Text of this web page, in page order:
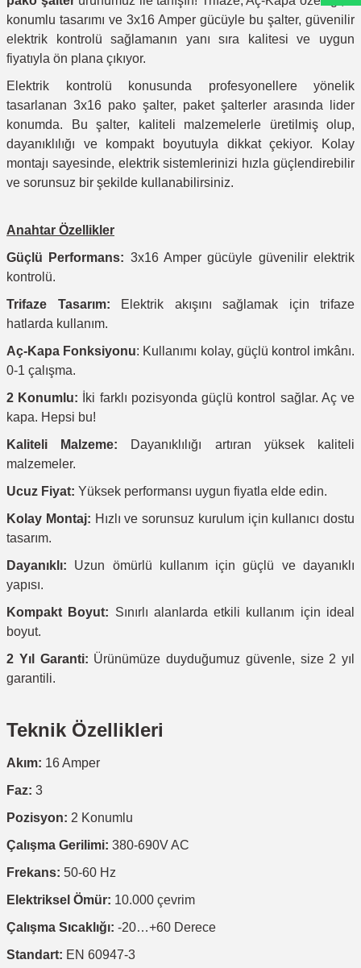
konumlu tasarımı ve 3x16 Amper gücüyle bu şalter, güvenilir
elektrik kontrolü sağlamanın yanı sıra kalitesi ve uygun
fiyatıyla ön plana çıkıyor.
Elektrik kontrolü konusunda profesyonellere yönelik
tasarlanan 3x16 pako şalter, paket şalterler arasında lider
konumda. Bu şalter, kaliteli malzemelerle üretilmiş olup,
dayanıklılığı ve kompakt boyutuyla dikkat çekiyor. Kolay
montajı sayesinde, elektrik sistemlerinizi hızla güçlendirebilir
ve sorunsuz bir şekilde kullanabilirsiniz.
Anahtar Özellikler
Güçlü Performans: 3x16 Amper gücüyle güvenilir elektrik
kontrolü.
Trifaze Tasarım: Elektrik akışını sağlamak için trifaze
hatlarda kullanım.
Aç-Kapa Fonksiyonu: Kullanımı kolay, güçlü kontrol imkânı.
0-1 çalışma.
2 Konumlu: İki farklı pozisyonda güçlü kontrol sağlar. Aç ve
kapa. Hepsi bu!
Kaliteli Malzeme: Dayanıklılığı artıran yüksek kaliteli
malzemeler.
Ucuz Fiyat: Yüksek performansı uygun fiyatla elde edin.
Kolay Montaj: Hızlı ve sorunsuz kurulum için kullanıcı dostu
tasarım.
Dayanıklı: Uzun ömürlü kullanım için güçlü ve dayanıklı
yapısı.
Kompakt Boyut: Sınırlı alanlarda etkili kullanım için ideal
boyut.
2 Yıl Garanti: Ürünümüze duyduğumuz güvenle, size 2 yıl
garantili.
Teknik Özellikleri
Akım: 16 Amper
Faz: 3
Pozisyon: 2 Konumlu
Çalışma Gerilimi: 380-690V AC
Frekans: 50-60 Hz
Elektriksel Ömür: 10.000 çevrim
Çalışma Sıcaklığı: -20…+60 Derece
Standart: EN 60947-3